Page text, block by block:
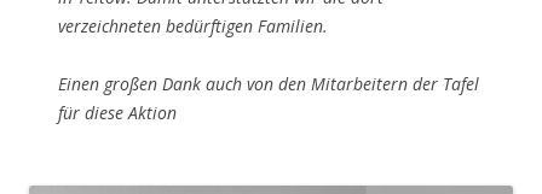
verzeichneten bedürftigen Familien.
Einen großen Dank auch von den Mitarbeitern der Tafel
für diese Aktion